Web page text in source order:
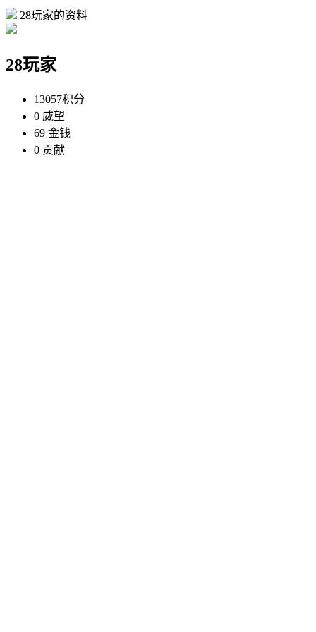
28玩家的资料
28玩家
13057积分
0 威望
69 金钱
0 贡献